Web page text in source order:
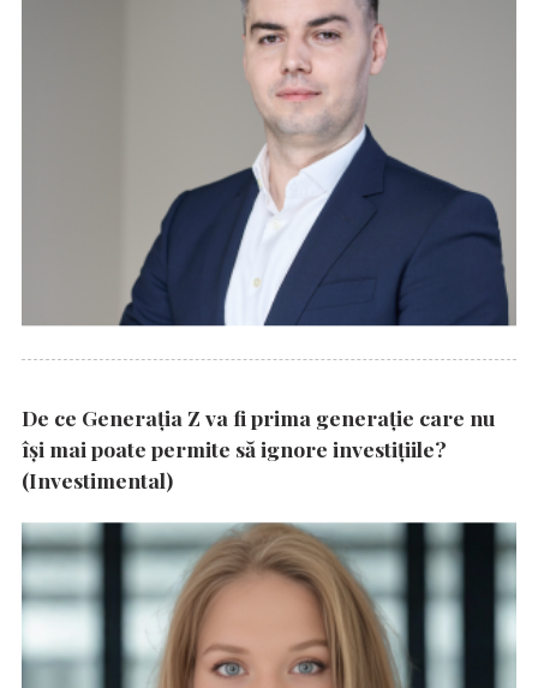
De ce Generația Z va fi prima generație care nu
își mai poate permite să ignore investițiile?
(Investimental)